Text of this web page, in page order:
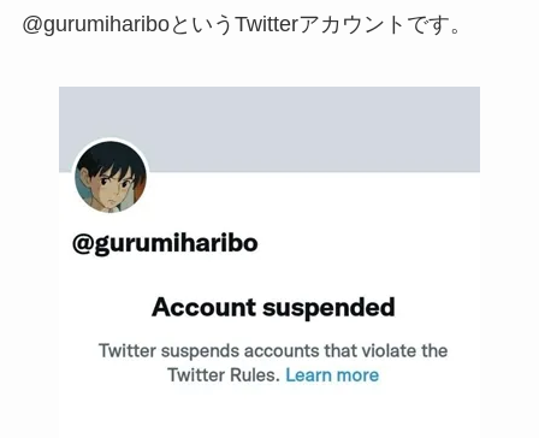
@gurumihariboというTwitterアカウントです。